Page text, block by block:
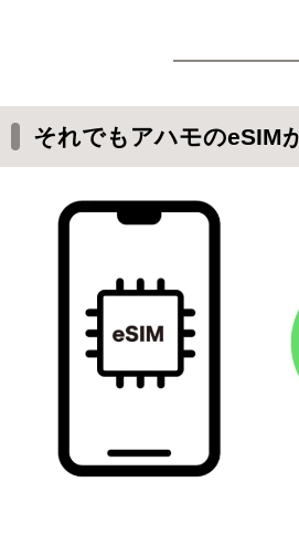
それでもアハモのeSIM